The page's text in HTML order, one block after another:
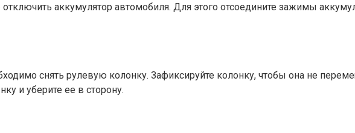
аккумулятор автомобиля. Для этого отсоедините зажимы
снять рулевую колонку. Зафиксируйте колонку, чтобы она не
и уберите ее в сторону.